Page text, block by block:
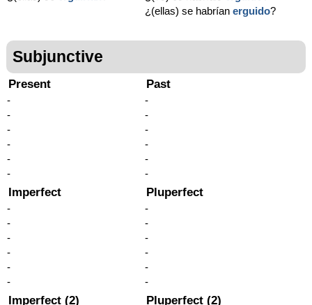
¿(ellas) se habríanerguido?
Subjunctive
Present
-
-
-
-
-
-
Past
-
-
-
-
-
-
Imperfect
-
-
-
-
-
-
Pluperfect
-
-
-
-
-
-
Imperfect (2) Pluperfect (2)